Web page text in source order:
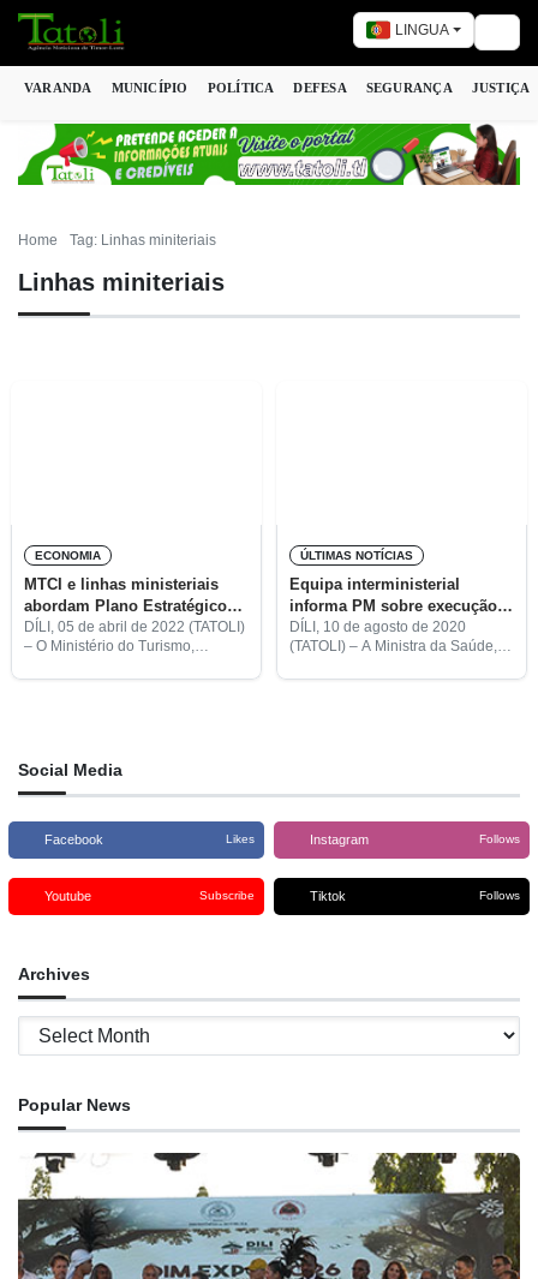
LINGUA
VARANDA MUNICÍPIO POLÍTICA DEFESA SEGURANÇA JUSTIÇA
Home Tag: Linhas miniteriais
Linhas miniteriais
ECONOMIA
MTCI e linhas ministeriais
abordam Plano Estratégico
de Desenvolvimento Turístico
em Timor-Leste
DÍLI, 05 de abril de 2022 (TATOLI)
– O Ministério do Turismo,
ÚLTIMAS NOTÍCIAS
Equipa interministerial
informa PM sobre execução
das medidas de prevenção da
covid-19
DÍLI, 10 de agosto de 2020
(TATOLI) – A Ministra da Saúde,
Social Media
Facebook Likes Instagram Follows
Youtube Subscribe Tiktok Follows
Archives
Archives
Popular News